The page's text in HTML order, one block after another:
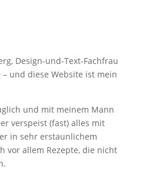
Design-und-Text-Fachfrau
– und diese Website ist mein
und mit meinem Mann
verspeist (fast) alles mit
in sehr erstaunlichem
vor allem Rezepte, die nicht